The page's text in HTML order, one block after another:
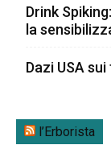
Drink
la
Dazi USA
l’Erborista